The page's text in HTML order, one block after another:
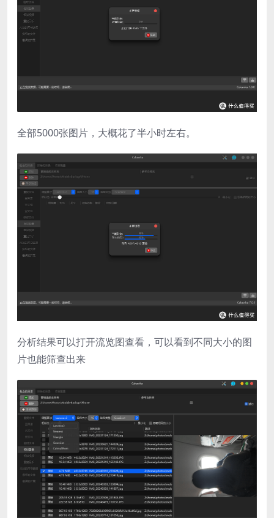
全部5000张图片，大概花了半小时左右。
分析结果可以打开流览图查看，可以看到不同大小的图
片也能筛查出来